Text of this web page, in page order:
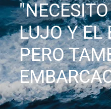
LUJO Y EL
PERO